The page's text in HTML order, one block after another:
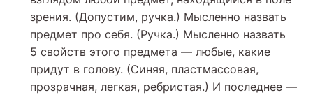
зрения. (Допустим, ручка.) Мысленно назвать
предмет про себя. (Ручка.) Мысленно назвать
5 свойств этого предмета — любые, какие
придут в голову. (Синяя, пластмассовая,
прозрачная, легкая, ребристая.) И последнее —